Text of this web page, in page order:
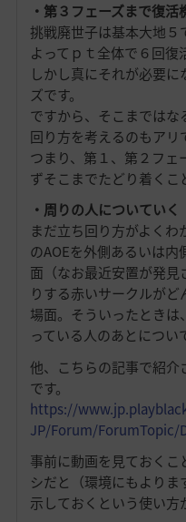
・第３フェーズまで復活
挑戦廃世子は基本大地５
よってｐｔ全体で６回復
しかし真にそれが必要
ズです。
ですから、そこまでは
回り方を考えるのもアリ
つまり、第１、第２フェ
ずそこまでたどり着くこ
・周りの人についていく
まだ立ち回り方がよく
のAOEを外側あるいは
面（なお最近安置が発
りする赤いサークルがど
場面。そういったとき
っている人のあとについ
他、こちらの記事で紹
です。
https://
JP/Forum/ForumTopic/
事前に動画を見ておく
シだと（環境にもより
示しておくという使い方